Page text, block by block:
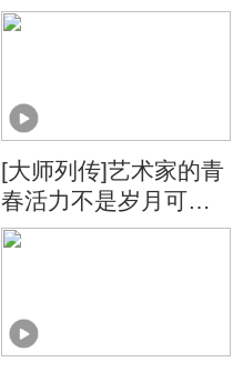
《大家》（上）
[大师列传]艺术家的青
春活力不是岁月可以
局限的 陈家泠直言我